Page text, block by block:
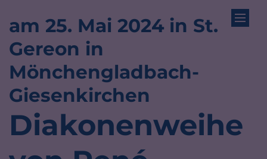
Zum Inhalt springen
am 25. Mai 2024 in St.
Gereon in
Mönchengladbach-
Giesenkirchen
Diakonenweihe